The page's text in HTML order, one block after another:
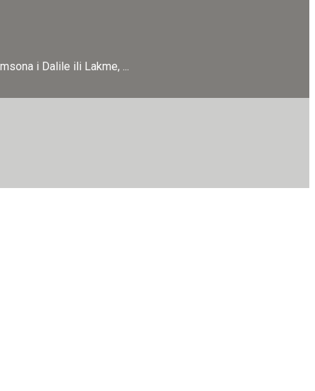
i Dalile ili Lakme, ...